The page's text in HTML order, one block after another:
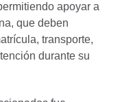
apoyar a
que deben
transporte,
durante su